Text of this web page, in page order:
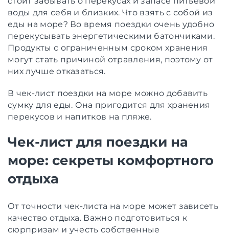
воды для себя и близких. Что взять с собой из
еды на море? Во время поездки очень удобно
перекусывать энергетическими батончиками.
Продукты с ограниченным сроком хранения
могут стать причиной отравления, поэтому от
них лучше отказаться.
В чек-лист поездки на море можно добавить
сумку для еды. Она пригодится для хранения
перекусов и напитков на пляже.
Чек-лист для поездки на
море: секреты комфортного
отдыха
От точности чек-листа на море может зависеть
качество отдыха. Важно подготовиться к
сюрпризам и учесть собственные